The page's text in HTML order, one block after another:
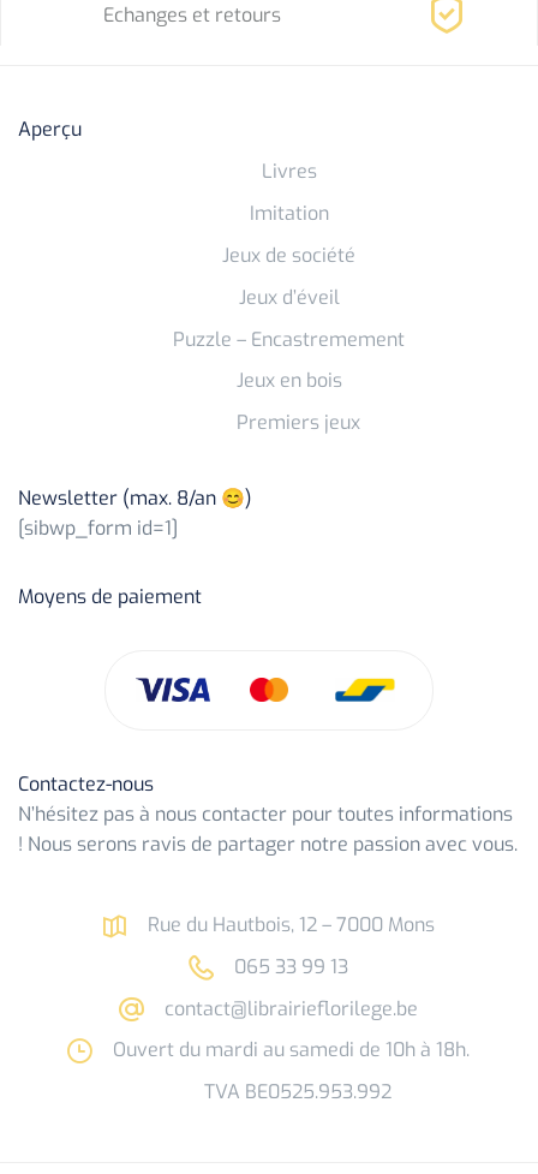
Echanges et retours
Aperçu
Livres
Imitation
Jeux de société
Jeux d’éveil
Puzzle – Encastremement
Jeux en bois
Premiers jeux
Newsletter (max. 8/an 😊)
[sibwp_form id=1]
Moyens de paiement
Contactez-nous
N’hésitez pas à nous contacter pour toutes informations
! Nous serons ravis de partager notre passion avec vous.
Rue du Hautbois, 12 – 7000 Mons
065 33 99 13
contact@librairieflorilege.be
Ouvert du mardi au samedi de 10h à 18h.
TVA BE0525.953.992